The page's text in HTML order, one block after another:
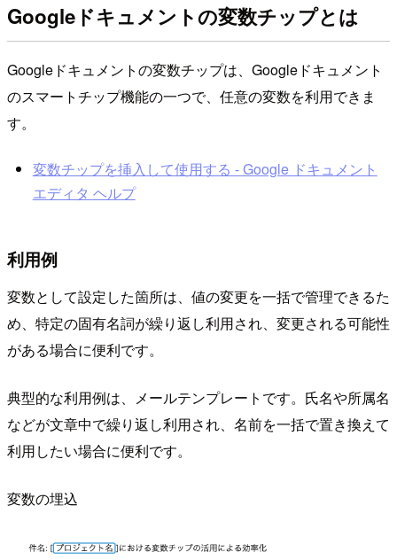
Googleドキュメントの変数チップとは
Googleドキュメントの変数チップは、Googleドキュメント
のスマートチップ機能の一つで、任意の変数を利用できま
す。
変数チップを挿入して使用する - Google ドキュメント
エディタ ヘルプ
利用例
変数として設定した箇所は、値の変更を一括で管理できるた
め、特定の固有名詞が繰り返し利用され、変更される可能性
がある場合に便利です。
典型的な利用例は、メールテンプレートです。氏名や所属名
などが文章中で繰り返し利用され、名前を一括で置き換えて
利用したい場合に便利です。
変数の埋込